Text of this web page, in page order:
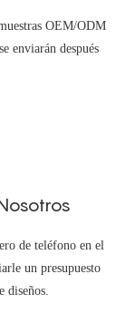
OEM/ODM
enviarán después
de teléfono en el
un presupuesto
diseños.